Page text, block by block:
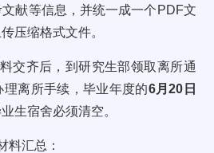
献等信息，并统一成一个PDF文
压缩格式文件。
齐后，到研究生部领取离所通
离所手续，毕业年度的6月20日
生宿舍必须清空。
汇总：